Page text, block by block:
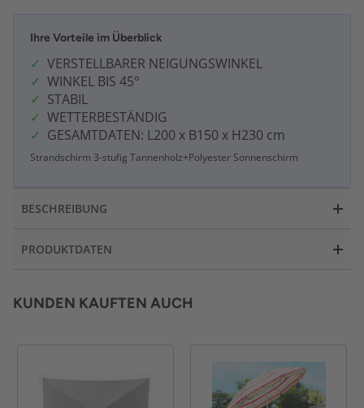
Ihre Vorteile im Überblick
VERSTELLBARER NEIGUNGSWINKEL
WINKEL BIS 45°
STABIL
WETTERBESTÄNDIG
GESAMTDATEN: L200 x B150 x H230 cm
Strandschirm 3-stufig Tannenholz+Polyester Sonnenschirm
BESCHREIBUNG
PRODUKTDATEN
KUNDEN KAUFTEN AUCH